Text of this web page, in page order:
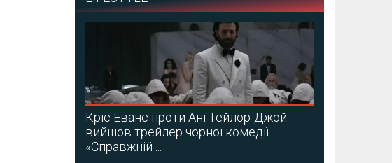
Кріс Еванс проти Ані Тейлор-Джой:
вийшов трейлер чорної комедії
«Справжній ...